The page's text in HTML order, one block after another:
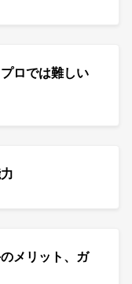
ロでは難しい
メリット、ガ